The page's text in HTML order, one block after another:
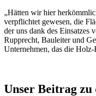
„Hätten wir hier
verpflichtet gewesen, die
der uns dank des Einsatzes
Rupprecht, Bauleiter und
Unternehmen, das die
Unser Beitrag zu